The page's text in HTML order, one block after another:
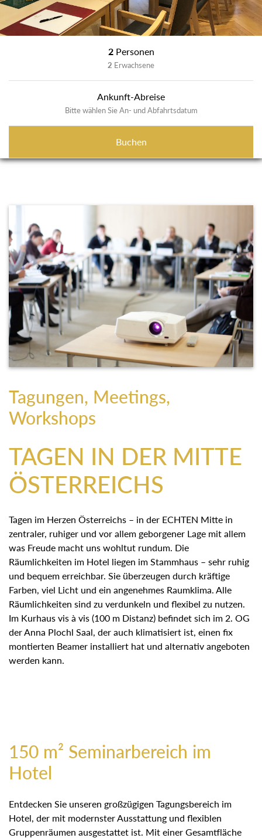
2 Personen
2 Erwachsene
Ankunft-Abreise
Bitte wählen Sie An- und Abfahrtsdatum
Buchen
Tagungen, Meetings,
Workshops
TAGEN IN DER MITTE
ÖSTERREICHS
Tagen im Herzen Österreichs – in der ECHTEN Mitte in
zentraler, ruhiger und vor allem geborgener Lage mit allem
was Freude macht uns wohltut rundum. Die
Räumlichkeiten im Hotel liegen im Stammhaus – sehr ruhig
und bequem erreichbar. Sie überzeugen durch kräftige
Farben, viel Licht und ein angenehmes Raumklima. Alle
Räumlichkeiten sind zu verdunkeln und flexibel zu nutzen.
Im Kurhaus vis à vis (100 m Distanz) befindet sich im 2. OG
der Anna Plochl Saal, der auch klimatisiert ist, einen fix
montierten Beamer installiert hat und alternativ angeboten
werden kann.
150 m² Seminarbereich im
Hotel
Entdecken Sie unseren großzügigen Tagungsbereich im
Hotel, der mit modernster Ausstattung und flexiblen
Gruppenräumen ausgestattet ist. Mit einer Gesamtfläche